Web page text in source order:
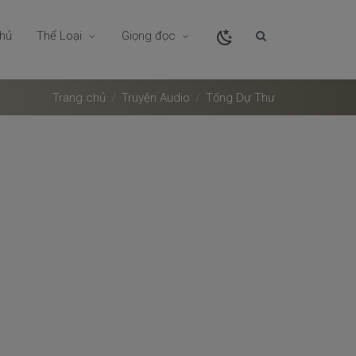
Thể Loại Giọng đọc
Trang chủ Truyện Audio Tống Dự Thư